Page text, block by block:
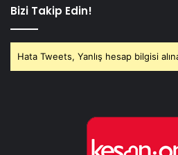
Bizi Takip Edin!
Hata Tweets, Yanlış hesap bilgisi